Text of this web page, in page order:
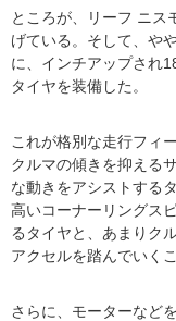
ところが、リーフ ニス
げている。そして、や
に、インチアップされ
タイヤを装備した。
これが格別な走行フィ
クルマの傾きを抑える
な動きをアシストする
高いコーナーリングス
るタイヤと、あまりク
アクセルを踏んでいく
さらに、モーターなど